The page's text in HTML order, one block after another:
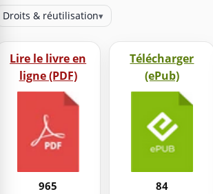
Droits & réutilisation▾
Lire le livre en
ligne (PDF)
965
Télécharger
(ePub)
84